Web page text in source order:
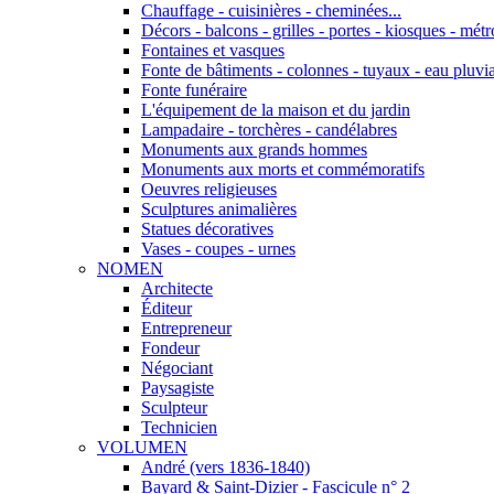
Chauffage - cuisinières - cheminées...
Décors - balcons - grilles - portes - kiosques -
Fontaines et vasques
Fonte de bâtiments - colonnes - tuyaux - eau
Fonte funéraire
L'équipement de la maison et du jardin
Lampadaire - torchères - candélabres
Monuments aux grands hommes
Monuments aux morts et commémoratifs
Oeuvres religieuses
Sculptures animalières
Statues décoratives
Vases - coupes - urnes
NOMEN
Architecte
Éditeur
Entrepreneur
Fondeur
Négociant
Paysagiste
Sculpteur
Technicien
VOLUMEN
André (vers 1836-1840)
Bayard & Saint-Dizier - Fascicule n° 2